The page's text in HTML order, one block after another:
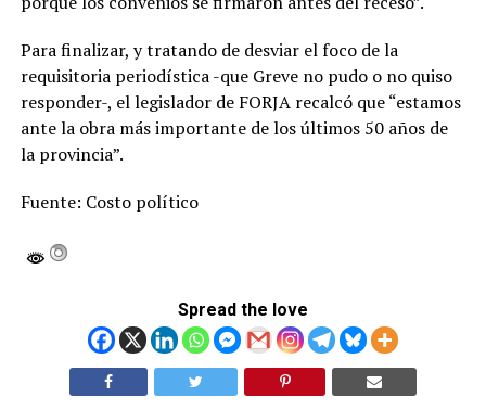
Para finalizar, y tratando de desviar el foco de la
requisitoria periodística -que Greve no pudo o no quiso
responder-, el legislador de FORJA recalcó que “estamos
ante la obra más importante de los últimos 50 años de
la provincia”.
Fuente: Costo político
Spread the love